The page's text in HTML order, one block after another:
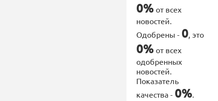
0% от всех
новостей.
Одобрены - 0, это
0% от всех
одобренных
новостей.
Показатель
качества - 0%.